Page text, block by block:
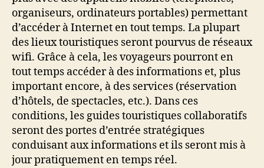
organiseurs, ordinateurs portables) permettant
d’accéder à Internet en tout temps. La plupart
des lieux touristiques seront pourvus de réseaux
wifi. Grâce à cela, les voyageurs pourront en
tout temps accéder à des informations et, plus
important encore, à des services (réservation
d’hôtels, de spectacles, etc.). Dans ces
conditions, les guides touristiques collaboratifs
seront des portes d’entrée stratégiques
conduisant aux informations et ils seront mis à
jour pratiquement en temps réel.